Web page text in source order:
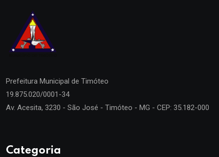
Prefeitura Municipal de Timóteo
19.875.020/0001-34
Av. Acesita, 3230 - São José - Timóteo - MG - CEP: 35.182-000
Categoria